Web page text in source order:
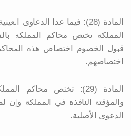
المادة (28): فيما عدا الدعاوى
المملكة تختص محاكم المملكة
قبول الخصوم اختصاص هذه
اختصاصهم.
المادة (29): تختص محاكم
والمؤقتة النافذة في المملكة
الدعوى الأصلية.